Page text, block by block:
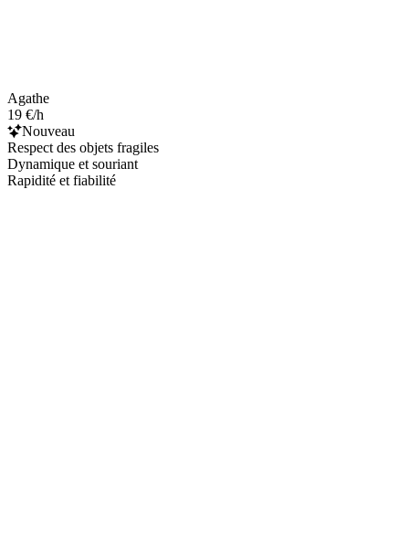
Agathe
19 €/h
Nouveau
Respect des objets fragiles
Dynamique et souriant
Rapidité et fiabilité